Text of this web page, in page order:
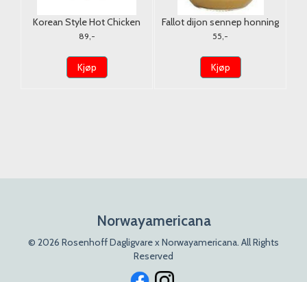
Korean Style Hot Chicken
Sauce Deliet 380g.
89,-
Kjøp
Fallot dijon sennep honning
& balsamico 210g.
55,-
Kjøp
Norwayamericana
© 2026 Rosenhoff Dagligvare x Norwayamericana. All Rights
Reserved